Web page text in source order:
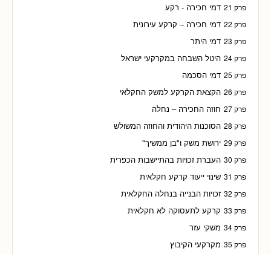
פרק 21 דמי חכירה - רקע
פרק 22 דמי חכירה – קרקע עירונית
פרק 23 דמי היתר
פרק 24 היטל השבחה במקרקעי ישראל
פרק 25 דמי הסכמה
פרק 26 הקצאת הקרקע למשק החקלאי
פרק 27 חוזה החכירה – נחלה
פרק 28 הסוכנות היהודית והחוזה המשולש
פרק 29 ירושת משק ו"בן ממשיך"
פרק 30 העברת זכויות בהתיישבות הכפרית
פרק 31 שינוי ייעוד קרקע חקלאית
פרק 32 זכויות הבנייה בנחלה החקלאית
פרק 33 קרקע לתעסוקה לא חקלאית
פרק 34 משקי עזר
פרק 35 מקרקעי הקיבוץ